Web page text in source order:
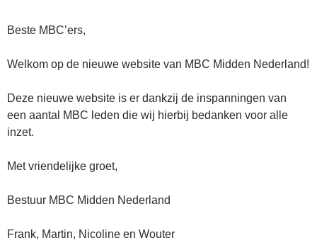
Beste MBC’ers,
Welkom op de nieuwe website van MBC Midden Nederland!
Deze nieuwe website is er dankzij de inspanningen van
een aantal MBC leden die wij hierbij bedanken voor alle
inzet.
Met vriendelijke groet,
Bestuur MBC Midden Nederland
Frank, Martin, Nicoline en Wouter